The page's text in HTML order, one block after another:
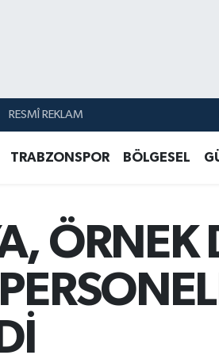
RESMÎ REKLAM
TRABZONSPOR BÖLGESEL
ÖRNEK